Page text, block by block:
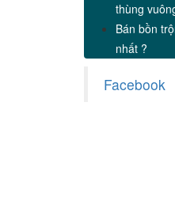
thùng
Bán bồn
nhất ?
Facebook